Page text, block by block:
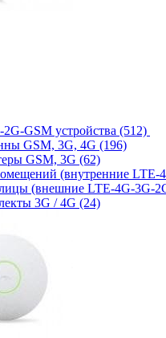
GSM устройства (512)
GSM, 3G, 4G (196)
GSM, 3G (62)
(внутренние LTE-
(внешние LTE-4G-3G-
3G / 4G (24)